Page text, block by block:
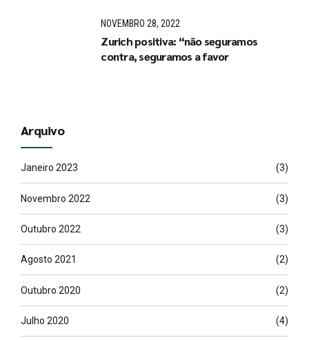
NOVEMBRO 28, 2022
Zurich positiva: “não seguramos
contra, seguramos a favor
Arquivo
Janeiro 2023 (3)
Novembro 2022 (3)
Outubro 2022 (3)
Agosto 2021 (2)
Outubro 2020 (2)
Julho 2020 (4)